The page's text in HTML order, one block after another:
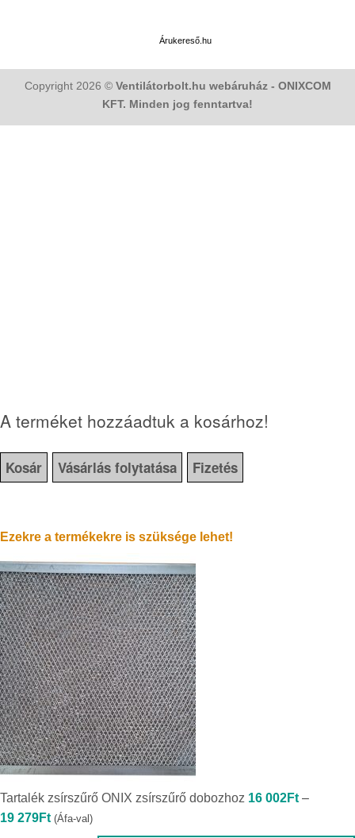
Árukereső.hu
Copyright 2026 © Ventilátorbolt.hu webáruház - ONIXCOM
KFT. Minden jog fenntartva!
A terméket hozzáadtuk a kosárhoz!
Kosár Vásárlás folytatása Fizetés
Ezekre a termékekre is szüksége lehet!
Tartalék zsírszűrő ONIX zsírszűrő dobozhoz 16 002Ft –
19 279FtÁrtartomány:
16
(Áfa-val)